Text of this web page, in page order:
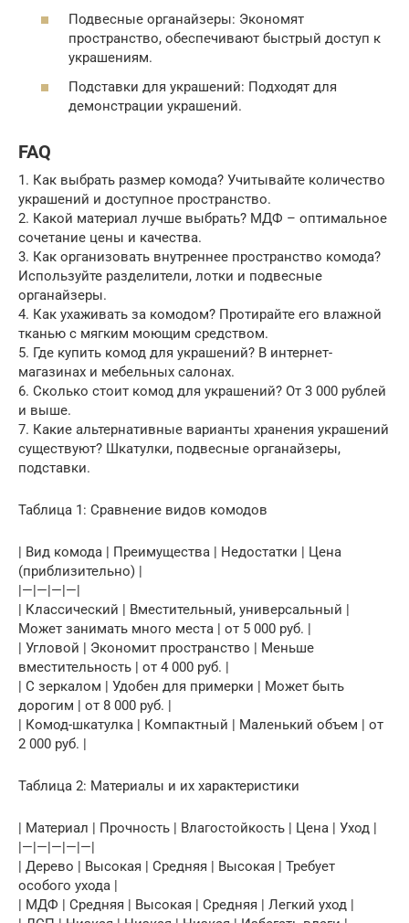
Подвесные органайзеры: Экономят
пространство, обеспечивают быстрый доступ к
украшениям.
Подставки для украшений: Подходят для
демонстрации украшений.
FAQ
1. Как выбрать размер комода? Учитывайте количество
украшений и доступное пространство.
2. Какой материал лучше выбрать? МДФ – оптимальное
сочетание цены и качества.
3. Как организовать внутреннее пространство комода?
Используйте разделители, лотки и подвесные
органайзеры.
4. Как ухаживать за комодом? Протирайте его влажной
тканью с мягким моющим средством.
5. Где купить комод для украшений? В интернет-
магазинах и мебельных салонах.
6. Сколько стоит комод для украшений? От 3 000 рублей
и выше.
7. Какие альтернативные варианты хранения украшений
существуют? Шкатулки, подвесные органайзеры,
подставки.
Таблица 1: Сравнение видов комодов
| Вид комода | Преимущества | Недостатки | Цена
(приблизительно) |
|—|—|—|—|
| Классический | Вместительный, универсальный |
Может занимать много места | от 5 000 руб. |
| Угловой | Экономит пространство | Меньше
вместительность | от 4 000 руб. |
| С зеркалом | Удобен для примерки | Может быть
дорогим | от 8 000 руб. |
| Комод-шкатулка | Компактный | Маленький объем | от
2 000 руб. |
Таблица 2: Материалы и их характеристики
| Материал | Прочность | Влагостойкость | Цена | Уход |
|—|—|—|—|—|
| Дерево | Высокая | Средняя | Высокая | Требует
особого ухода |
| МДФ | Средняя | Высокая | Средняя | Легкий уход |